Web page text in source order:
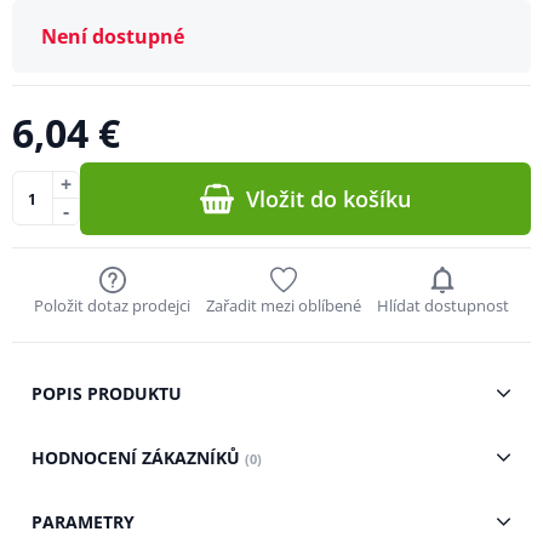
Není dostupné
6,04 €
-
+ Vložit do košíku
Položit dotaz prodejci Zařadit mezi oblíbené Hlídat dostupnost
POPIS PRODUKTU
HODNOCENÍ ZÁKAZNÍKŮ (0)
PARAMETRY